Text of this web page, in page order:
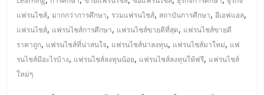
ปรึกษา
การ
แฟรนไชส์,มากกว่าการศึกษา, รวมแฟรนไชส์, สถาบันการศึกษา,อีเอฟแอล,
แฟรนไชส์, แฟรนไชส์การศึกษา, แฟรนไชส์ขายดีที่สุด, แฟรนไชส์ขายดี
ราคาถูก, แฟรนไชส์ที่น่าสนใจ, แฟรนไชส์น่าลงทุน, แฟรนไชส์มาใหม่, แฟ
รนไชส์มีอะไรบ้าง, แฟรนไชส์ลงทุนน้อย, แฟรนไชส์ลงทุนให้ฟรี, แฟรนไชส์
ใหม่ๆ